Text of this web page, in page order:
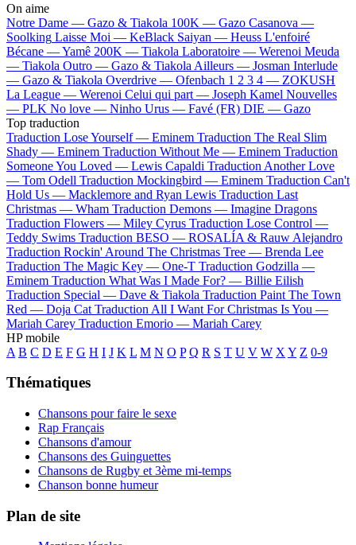
On aime
Notre Dame — Gazo & Tiakola 100K — Gazo Casanova —
Soolking Laisse Moi — KeBlack Saiyan — Heuss L'enfoiré
Bécane —Yamê 200K — Tiakola Laboratoire — Werenoi Meuda
— Tiakola Outro — Gazo & Tiakola Ailleurs — Josman Interlude
— Gazo & Tiakola Overdrive — Ofenbach 1 2 3 4 — ZOKUSH
La League — Werenoi Celui qui part — Joseph Kamel Nouvelles
— PLK No love — Ninho Urus — Favé (FR) DIE — Gazo
Top traduction
Traduction Lose Yourself — Eminem Traduction The Real Slim
Shady — Eminem Traduction Without Me — Eminem Traduction
Someone You Loved — Lewis Capaldi Traduction Another Love
— Tom Odell Traduction Mockingbird — Eminem Traduction Can't
Hold Us — Macklemore and Ryan Lewis Traduction Last
Christmas — Wham Traduction Demons — Imagine Dragons
Traduction Flowers — Miley Cyrus Traduction Lose Control —
Teddy Swims Traduction BESO — ROSALÍA & Rauw Alejandro
Traduction Rockin' Around The Christmas Tree — Brenda Lee
Traduction The Magic Key — One-T Traduction Godzilla —
Eminem Traduction What Was I Made For? — Billie Eilish
Traduction Special — Dave & Tiakola Traduction Paint The Town
Red — Doja Cat Traduction All I Want For Christmas Is You —
Mariah Carey Traduction Emorio — Mariah Carey
HP mobile
A B C D E F G H I J K L M N O P Q R S T U V W X Y Z 0-9
Thématiques
Chansons pour faire le sexe
Rap Français
Chansons d'amour
Chansons des Guinguettes
Chansons de Rugby et 3ème mi-temps
Chanson bonne humeur
Plan de site